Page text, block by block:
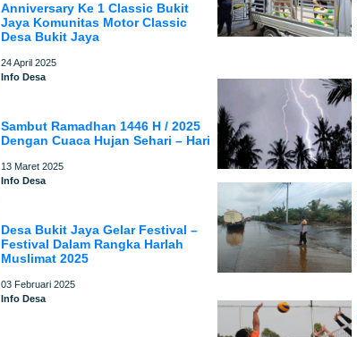
Anniversary Ke 1 Classic Bukit
Jaya Komunitas Motor Classic
Desa Bukit Jaya
24 April 2025
Info Desa
Sambut Ramadhan 1446 H / 2025
Dengan Cuaca Hujan Sehari – Hari
13 Maret 2025
Info Desa
Desa Bukit Jaya Gelar Festival –
Festival Dalam Rangka Harlah
Muslimat 2025
03 Februari 2025
Info Desa